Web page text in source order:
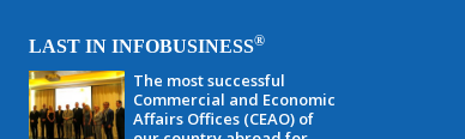
LAST IN INFOBUSINESS®
The most successful
Commercial and Economic
Affairs Offices (CEAO) of